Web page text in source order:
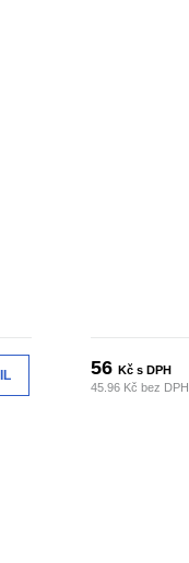
56 Kč s DPH
45.96 Kč bez DPH